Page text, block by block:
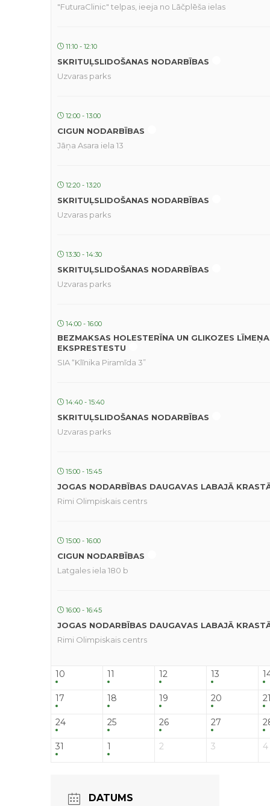
"FuturaClinic" telpas, ieeja no Lāčplēša ielas
11:10 - 12:10
SKRITUĻSLIDOŠANAS NODARBĪBAS
Uzvaras parks
12:00 - 13:00
CIGUN NODARBĪBAS
Jāņa Asara iela 13
12:20 - 13:20
SKRITUĻSLIDOŠANAS NODARBĪBAS
Uzvaras parks
13:30 - 14:30
SKRITUĻSLIDOŠANAS NODARBĪBAS
Uzvaras parks
14:00 - 16:00
BEZMAKSAS HOLESTERĪNA UN GLIKOZES
EKSPRESTESTU
SIA “Klīnika Piramīda 3”
14:40 - 15:40
SKRITUĻSLIDOŠANAS NODARBĪBAS
Uzvaras parks
15:00 - 15:45
JOGAS NODARBĪBAS DAUGAVAS LABAJĀ
Rimi Olimpiskais centrs
15:00 - 16:00
CIGUN NODARBĪBAS
Latgales iela 180 b
16:00 - 16:45
JOGAS NODARBĪBAS DAUGAVAS LABAJĀ
Rimi Olimpiskais centrs
10 11 12 13
17 18 19 20
24 25 26 27
31 1 2 3 4
DATUMS